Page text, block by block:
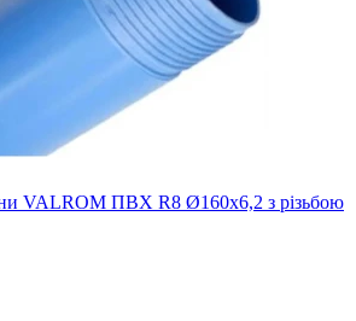
VALROM ПВХ R8 Ø160x6,2 з різьбою